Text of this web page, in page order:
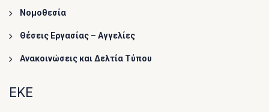
Νομοθεσία
Θέσεις Εργασίας – Αγγελίες
Ανακοινώσεις και Δελτία Τύπου
ΕΚΕ